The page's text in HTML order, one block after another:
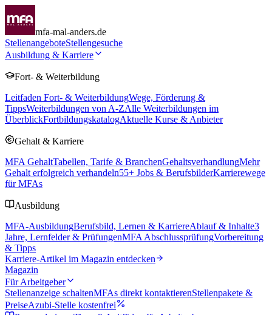
mfa-mal-anders.de
StellenangeboteStellengesuche
Ausbildung & Karriere
Fort- & Weiterbildung
Leitfaden Fort- & WeiterbildungWege, Förderung &
TippsWeiterbildungen von A-ZAlle Weiterbildungen im
ÜberblickFortbildungskatalogAktuelle Kurse & Anbieter
Gehalt & Karriere
MFA GehaltTabellen, Tarife & BranchenGehaltsverhandlungMehr
Gehalt erfolgreich verhandeln55+ Jobs & BerufsbilderKarrierewege
für MFAs
Ausbildung
MFA-AusbildungBerufsbild, Lernen & KarriereAblauf & Inhalte3
Jahre, Lernfelder & PrüfungenMFA AbschlussprüfungVorbereitung
& Tipps
Karriere-Artikel im Magazin entdecken
Magazin
Für Arbeitgeber
Stellenanzeige schaltenMFAs direkt kontaktierenStellenpakete &
PreiseAzubi-Stelle kostenfrei